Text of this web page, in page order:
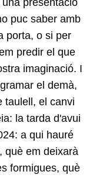
presentació
puc saber amb
porta, o si per
predir el que
imaginació. I
el demà,
taulell, el canvi
la tarda d'avui
a qui hauré
què em deixarà
formigues, què